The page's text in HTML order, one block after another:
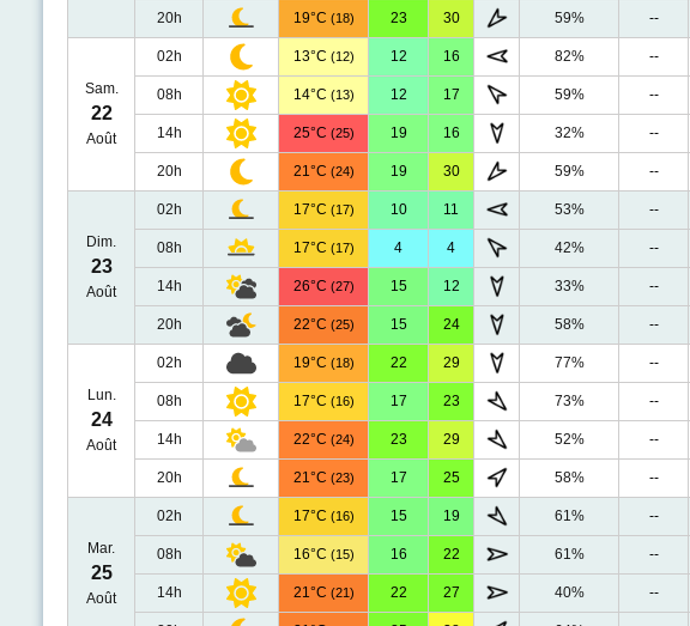
20h 19°C (18) 23 30 59% --
Sam.
22
Août
02h 13°C (12) 12 16 82% --
08h 14°C (13) 12 17 59% --
14h 25°C (25) 19 16 32% --
20h 21°C (24) 19 30 59% --
Dim.
23
Août
02h 17°C (17) 10 11 53% --
08h 17°C (17) 4 4 42% --
14h 26°C (27) 15 12 33% --
20h 22°C (25) 15 24 58% --
Lun.
24
Août
02h 19°C (18) 22 29 77% --
08h 17°C (16) 17 23 73% --
14h 22°C (24) 23 29 52% --
20h 21°C (23) 17 25 58% --
Mar.
25
Août
02h 17°C (16) 15 19 61% --
08h 16°C (15) 16 22 61% --
14h 21°C (21) 22 27 40% --